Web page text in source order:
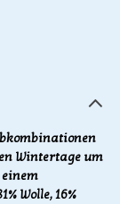
Wintertage um
Wolle, 16%